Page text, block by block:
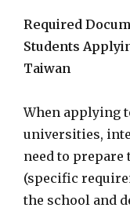
Required
Students
Taiwan
When applying
universities,
need to
(specific
the school and